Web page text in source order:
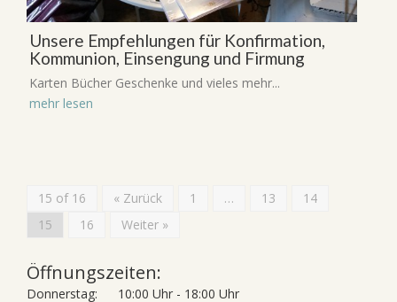
Unsere Empfehlungen für Konfirmation,
Kommunion, Einsengung und Firmung
Karten Bücher Geschenke und vieles mehr...
mehr lesen
15 of 16 « Zurück 1 … 13
14
15
16 Weiter »
Öffnungszeiten:
Donnerstag: 10:00 Uhr - 18:00 Uhr